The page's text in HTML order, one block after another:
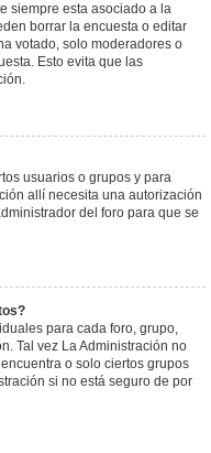
siempre esta asociado a la
borrar la encuesta o editar
votado, solo moderadores o
Esto evita que las
usuarios o grupos y para
allí necesita una autorización
del foro para que se
para cada foro, grupo,
Tal vez La Administración no
o solo ciertos grupos
si no está seguro de por